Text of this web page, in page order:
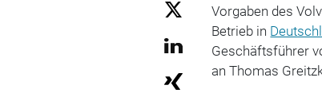
Vorgaben des
Betrieb in
Geschäftsführer
an Thomas